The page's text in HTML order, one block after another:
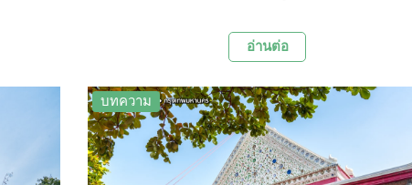
กองทัพเรือ ถนนอรุณอมรินทร์ แขวงวัดอรุณ เขต
บางกอกใหญ่ กรุงเทพมหานคร ในเขตที่เคยเป็นที่
ของป้อมวิไชยเยนทร์ ที่สร้างขึ้นในสมัยสมเด็จพระ
นารายณ์มหาราช
อ่านต่อ
บทความ